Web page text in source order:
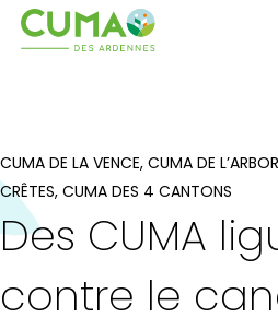
CUMA DE LA VENCE, CUMA DE
CRÊTES, CUMA DES 4 CANTONS
Des CUMA
contre le